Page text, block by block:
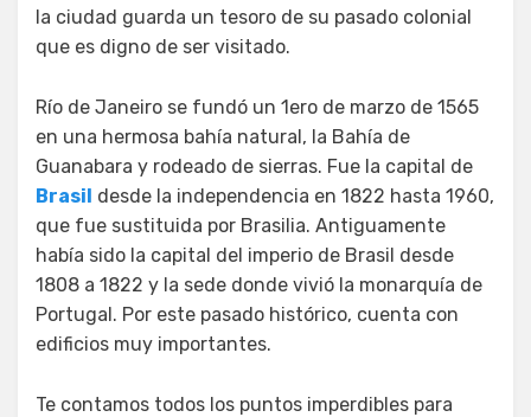
la ciudad guarda un tesoro de su pasado colonial
que es digno de ser visitado.
Río de Janeiro se fundó un 1ero de marzo de 1565
en una hermosa bahía natural, la Bahía de
Guanabara y rodeado de sierras. Fue la capital de
Brasil desde la independencia en 1822 hasta 1960,
que fue sustituida por Brasilia. Antiguamente
había sido la capital del imperio de Brasil desde
1808 a 1822 y la sede donde vivió la monarquía de
Portugal. Por este pasado histórico, cuenta con
edificios muy importantes.
Te contamos todos los puntos imperdibles para